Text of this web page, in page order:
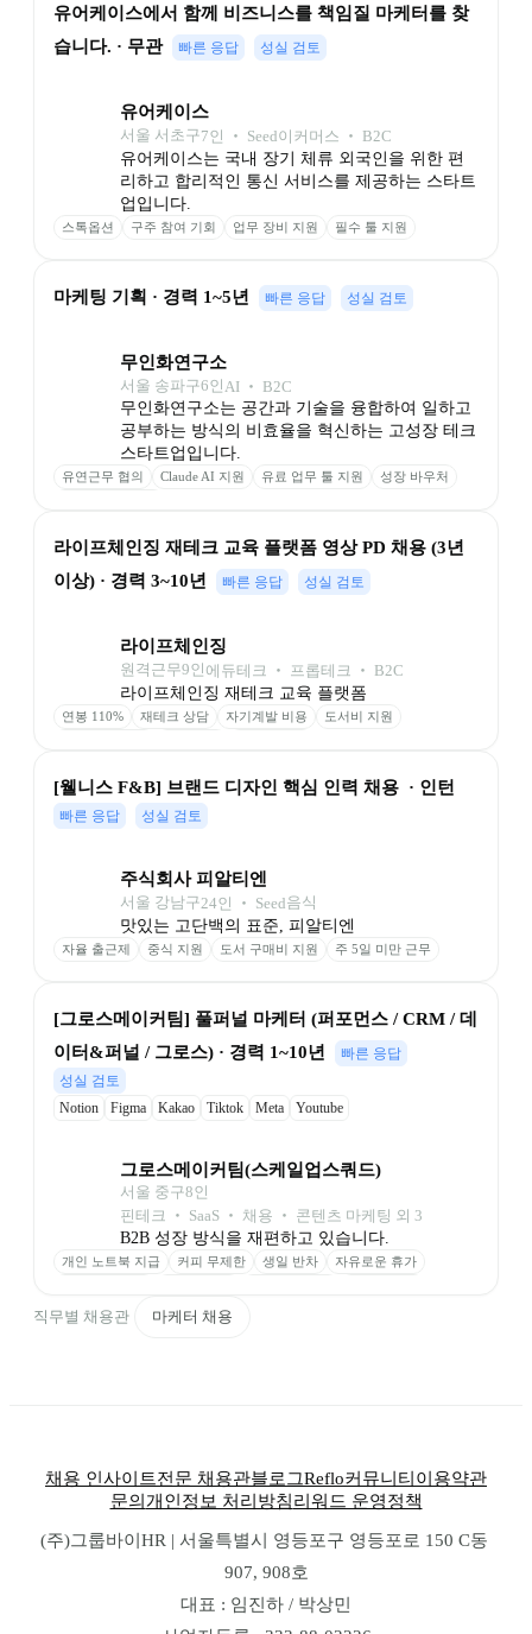
유어케이스에서 함께 비즈니스를 책임질 마케터를 찾
습니다. · 무관
빠른 응답 성실 검토
유어케이스
서울 서초구7인 ‧ Seed이커머스 ‧ B2C
유어케이스는 국내 장기 체류 외국인을 위한 편
리하고 합리적인 통신 서비스를 제공하는 스타트
업입니다.
스톡옵션 구주 참여 기회 업무 장비 지원 필수 툴 지원
마케팅 기획 · 경력 1~5년 빠른 응답 성실 검토
무인화연구소
서울 송파구6인 AI ‧ B2C
무인화연구소는 공간과 기술을 융합하여 일하고
공부하는 방식의 비효율을 혁신하는 고성장 테크
스타트업입니다.
유연근무 협의 Claude AI 지원 유료 업무 툴 지원
성장 바우처
라이프체인징 재테크 교육 플랫폼 영상 PD 채용 (3년
이상) · 경력 3~10년
빠른 응답 성실 검토
라이프체인징
원격근무9인 에듀테크 ‧ 프롭테크 ‧ B2C
라이프체인징 재테크 교육 플랫폼
연봉 110% 재테크 상담 자기계발 비용
도서비 지원
[웰니스 F&B] 브랜드 디자인 핵심 인력 채용  · 인턴
빠른 응답 성실 검토
주식회사 피알티엔
서울 강남구24인 ‧ Seed음식
맛있는 고단백의 표준, 피알티엔
자율 출근제 중식 지원 도서 구매비 지원 주 5일 미만 근무
[그로스메이커팀] 풀퍼널 마케터 (퍼포먼스 / CRM / 데
이터&퍼널 / 그로스) · 경력 1~10년
빠른 응답
성실 검토
Notion
Figma Kakao Tiktok Meta
Youtube
Airbridge Hotjar GTM Braze Amplitude
그로스메이커팀(스케일업스쿼드)
서울 중구8인
핀테크 ‧ SaaS ‧ 채용 ‧ 콘텐츠 마케팅 외 3
B2B 성장 방식을 재편하고 있습니다.
개인 노트북 지급 커피 무제한 생일 반차
자유로운 휴가
성과 인센티브
스톡옵션
직무별 채용관 마케터 채용
채용 인사이트전문 채용관블로그Reflo커뮤니티 이용약관
문의 개인정보 처리방침리워드 운영정책
(주)그룹바이HR | 서울특별시 영등포구 영등포로 150 C동
907, 908호
대표 : 임진하 / 박상민